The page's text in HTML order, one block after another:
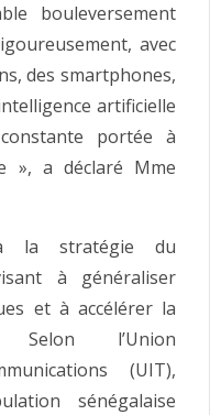
bouleversement
avec
des smartphones,
artificielle
portée à
», a déclaré Mme
la stratégie du
à généraliser
et à accélérer la
Selon l’Union
(UIT),
sénégalaise